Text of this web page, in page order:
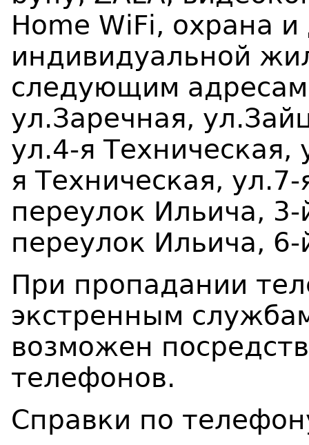
Home WiFi, охрана и
индивидуальной
следующим
ул.Заречная,
ул.4-я Техническая,
я Техническая,
переулок Ильича,
переулок Ильича,
При пропадании
экстренным
возможен
телефонов.
Справки по